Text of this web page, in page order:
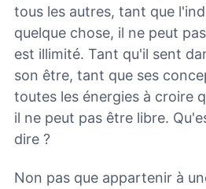
tous les autres, tant que
quelque chose, il ne peut
est illimité. Tant qu'il sent
son être, tant que ses
toutes les énergies à croire
il ne peut pas être libre.
dire ?
Non pas que appartenir à